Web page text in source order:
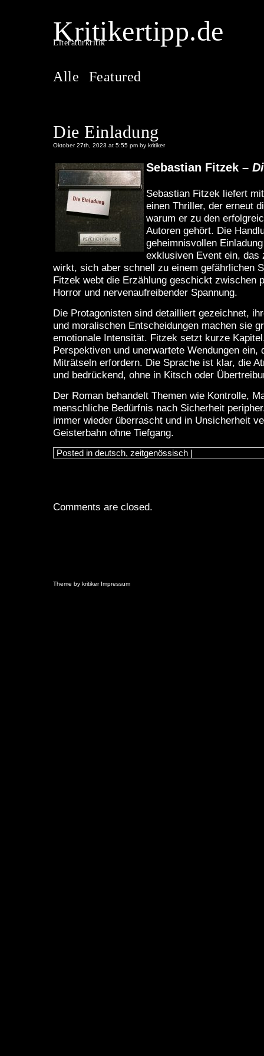
Kritikertipp.de
Literaturkritik
Alle Featured
Die Einladung
Oktober 27th, 2023 at 5:55 pm by kritiker
Sebastian Fitzek –
Sebastian Fitzek liefert
einen Thriller, der erneut
warum er zu den
Autoren gehört. Die
geheimnisvollen
exklusiven Event ein, das
wirkt, sich aber schnell zu einem gefährlichen
Fitzek webt die Erzählung geschickt zwischen
Horror und nervenaufreibender Spannung.
Die Protagonisten sind detailliert gezeichnet,
und moralischen Entscheidungen machen sie
emotionale Intensität. Fitzek setzt kurze
Perspektiven und unerwartete Wendungen ein,
Miträtseln erfordern. Die Sprache ist klar, die
und bedrückend, ohne in Kitsch oder
Der Roman behandelt Themen wie Kontrolle,
menschliche Bedürfnis nach Sicherheit
immer wieder überrascht und in Unsicherheit
Geisterbahn ohne Tiefgang.
Posted in deutsch, zeitgenössisch |
Comments are closed.
Theme by kritikerImpressum